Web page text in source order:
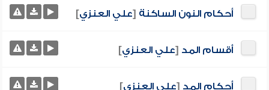
أحكام النون الساكنة [علي العنزي]
أقسام المد [علي العنزي]
أحكام المد [علي العنزي]